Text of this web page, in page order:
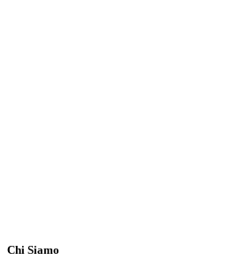
Chi Siamo